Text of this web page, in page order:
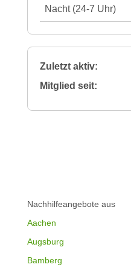
Nacht (24-7 Uhr)
Zuletzt aktiv:
Mitglied seit:
Nachhilfeangebote aus
Aachen
Augsburg
Bamberg